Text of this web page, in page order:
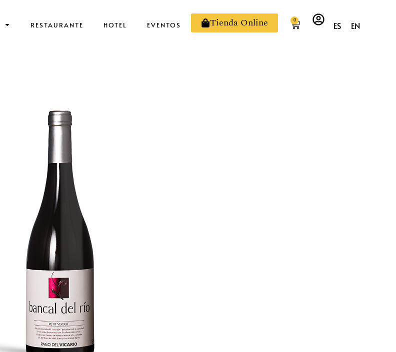
RESTAURANTE HOTEL EVENTOS Tienda Online 0
ES EN